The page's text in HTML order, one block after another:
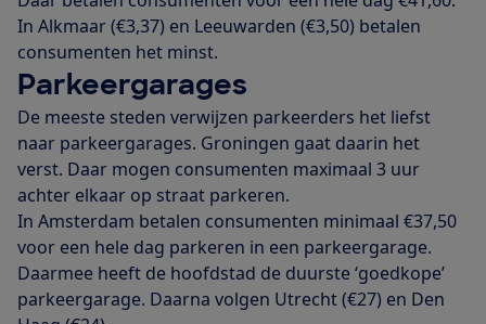
In Alkmaar (€3,37) en Leeuwarden (€3,50) betalen
consumenten het minst.
Parkeergarages
De meeste steden verwijzen parkeerders het liefst
naar parkeergarages. Groningen gaat daarin het
verst. Daar mogen consumenten maximaal 3 uur
achter elkaar op straat parkeren.
In Amsterdam betalen consumenten minimaal €37,50
voor een hele dag parkeren in een parkeergarage.
Daarmee heeft de hoofdstad de duurste ‘goedkope’
parkeergarage. Daarna volgen Utrecht (€27) en Den